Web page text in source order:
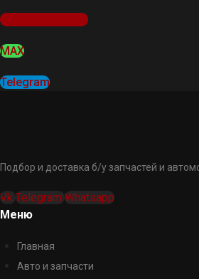
Оставить заявку
MAX
Telegram
Подбор и доставка б/у запчастей и
Vk Telegram Whatsapp
Меню
Главная
Авто и запчасти